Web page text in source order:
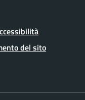
del sito